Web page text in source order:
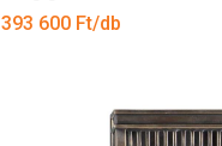
393 600 Ft/db